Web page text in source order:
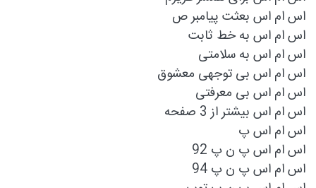
اس ام اس بعثت پیامبر ص
اس ام اس به خط ثابت
اس ام اس به سلامتی
اس ام اس بی توجهی معشوق
اس ام اس بی معرفتی
اس ام اس بیشتر از 3 صفحه
اس ام اس پ
اس ام اس پ ن پ 92
اس ام اس پ ن پ 94